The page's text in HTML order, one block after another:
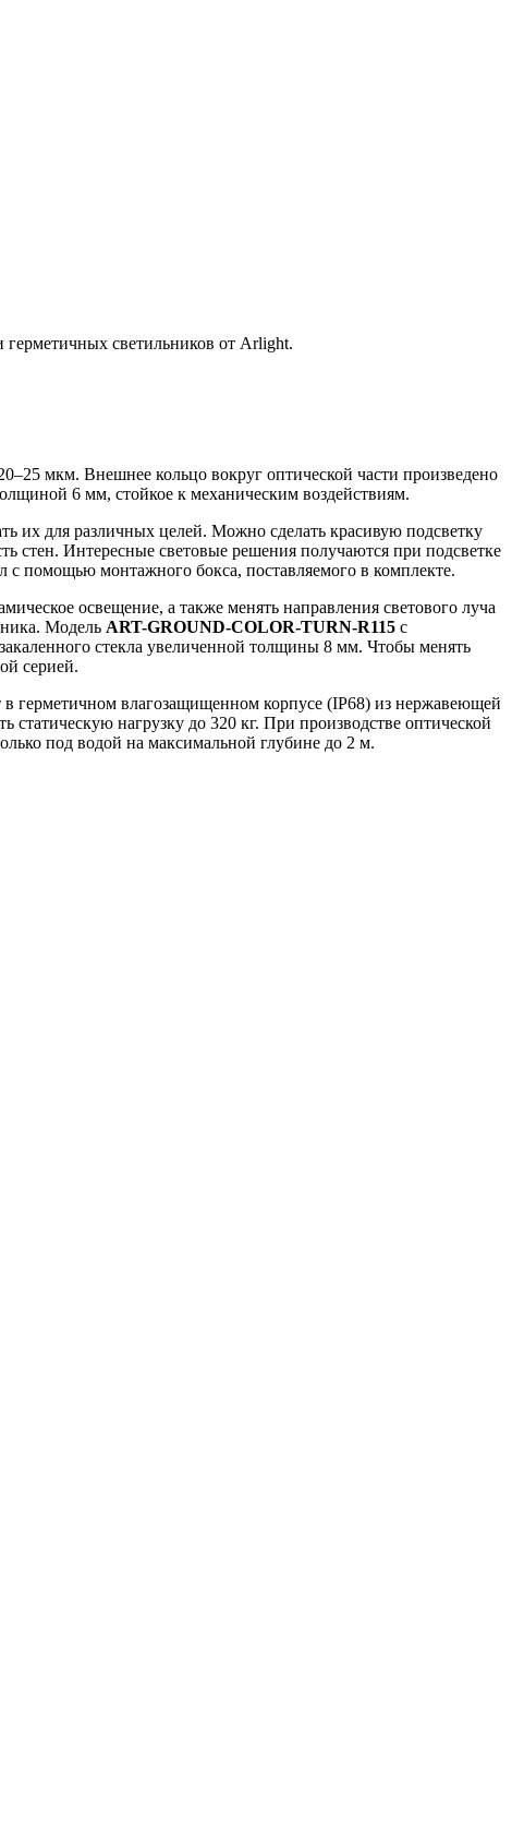
светильников от Arlight.
мкм. Внешнее кольцо вокруг оптической части произведено
6 мм, стойкое к механическим воздействиям.
их для различных целей. Можно сделать красивую подсветку
стен. Интересные световые решения получаются при подсветке
с помощью монтажного бокса, поставляемого в комплекте.
освещение, а также менять направления светового луча
Модель ART-GROUND-COLOR-TURN-R115 с
стекла увеличенной толщины 8 мм. Чтобы менять
серией.
герметичном влагозащищенном корпусе (IP68) из нержавеющей
нагрузку до 320 кг. При производстве оптической
под водой на максимальной глубине до 2 м.